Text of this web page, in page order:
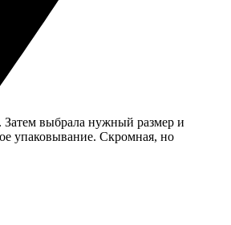
Затем выбрала нужный размер и
упаковывание. Скромная, но